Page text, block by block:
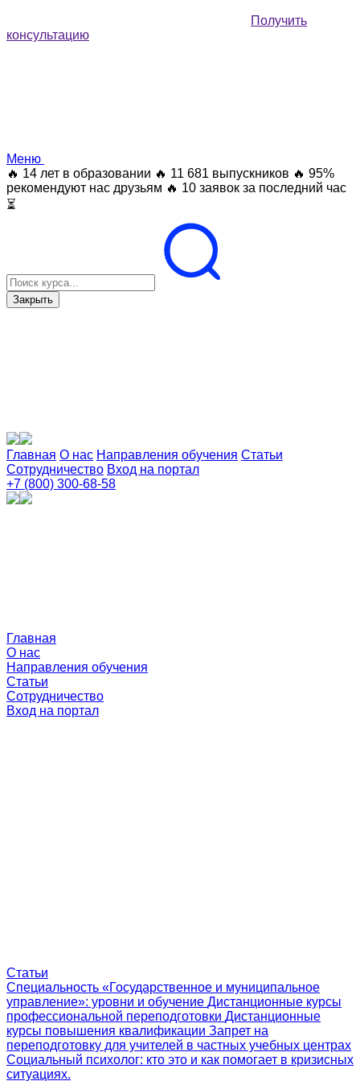
Получить
консультацию
Меню
🔥 14 лет в образовании 🔥 11 681 выпускников 🔥 95%
рекомендуют нас друзьям 🔥 10 заявок за последний час
⏳
Закрыть
Главная О нас Направления обучения Статьи
Сотрудничество Вход на портал
+7 (800) 300-68-58
Главная
О нас
Направления обучения
Статьи
Сотрудничество
Вход на портал
Статьи
Специальность «Государственное и муниципальное
управление»: уровни и обучение Дистанционные курсы
профессиональной переподготовки Дистанционные
курсы повышения квалификации Запрет на
переподготовку для учителей в частных учебных центрах
Социальный психолог: кто это и как помогает в кризисных
ситуациях.